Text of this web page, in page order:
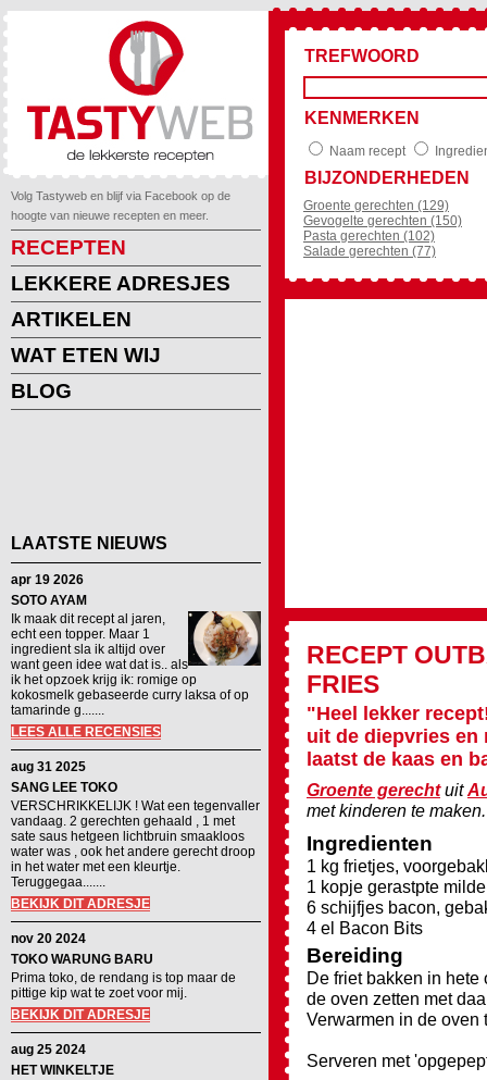
Volg Tastyweb en blijf via Facebook op de
hoogte van nieuwe recepten en meer.
RECEPTEN
LEKKERE ADRESJES
ARTIKELEN
WAT ETEN WIJ
BLOG
LAATSTE NIEUWS
apr 19 2026
SOTO AYAM
Ik maak dit recept al jaren,
echt een topper. Maar 1
ingredient sla ik altijd over
want geen idee wat dat is.. als
ik het opzoek krijg ik: romige op
kokosmelk gebaseerde curry laksa of op
tamarinde g.......
LEES ALLE RECENSIES
aug 31 2025
SANG LEE TOKO
VERSCHRIKKELIJK ! Wat een tegenvaller
vandaag. 2 gerechten gehaald , 1 met
sate saus hetgeen lichtbruin smaakloos
water was , ook het andere gerecht droop
in het water met een kleurtje.
Teruggegaa.......
BEKIJK DIT ADRESJE
nov 20 2024
TOKO WARUNG BARU
Prima toko, de rendang is top maar de
pittige kip wat te zoet voor mij.
BEKIJK DIT ADRESJE
aug 25 2024
HET WINKELTJE
TREFWOORD
KENMERKEN
Naam recept
BIJZONDERHEDEN
Groente gerechten (129)
Gevogelte gerechten (150)
Pasta gerechten (102)
Salade gerechten (77)
RECEPT
FRIES
"Heel lekker
uit de diepvries en
laatst de kaas en
Groente gerechtuit
met kinderen te maken.
Ingredienten
1 kg frietjes,
1 kopje gerastpte
6 schijfjes bacon,
4 el Bacon Bits
Bereiding
De friet bakken in
de oven zetten met
Verwarmen in de oven
Serveren met